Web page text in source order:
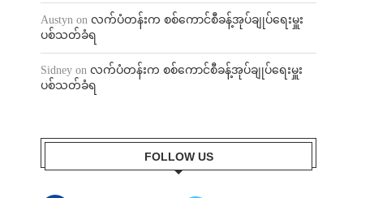
Austyn on လက်ပံတန်းက စစ်ကောင်စီခန့်အုပ်ချုပ်ရေးမှူး
ပစ်သတ်ခံရ
Sidney on လက်ပံတန်းက စစ်ကောင်စီခန့်အုပ်ချုပ်ရေးမှူး
ပစ်သတ်ခံရ
FOLLOW US